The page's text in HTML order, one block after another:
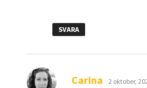
SVARA
Carina skriver:
2 oktober,